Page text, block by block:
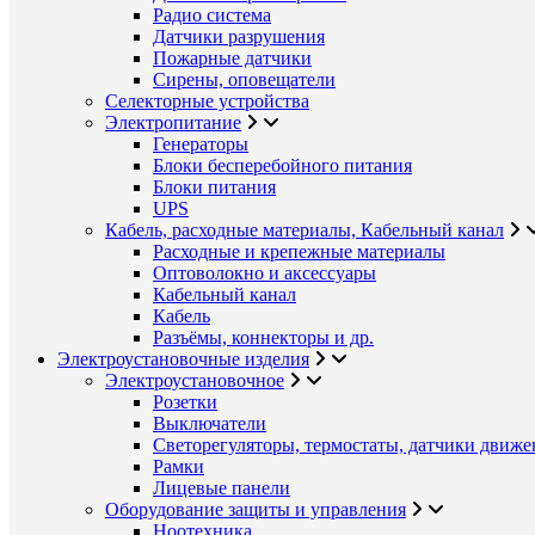
Радио система
Датчики разрушения
Пожарные датчики
Сирены, оповещатели
Селекторные устройства
Электропитание
Генераторы
Блоки бесперебойного питания
Блоки питания
UPS
Кабель, расходные материалы, Кабельный канал
Расходные и крепежные материалы
Оптоволокно и аксессуары
Кабельный канал
Кабель
Разъёмы, коннекторы и др.
Электроустановочные изделия
Электроустановочное
Розетки
Выключатели
Светорегуляторы, термостаты, датчики
Рамки
Лицевые панели
Оборудование защиты и управления
Ноотехника